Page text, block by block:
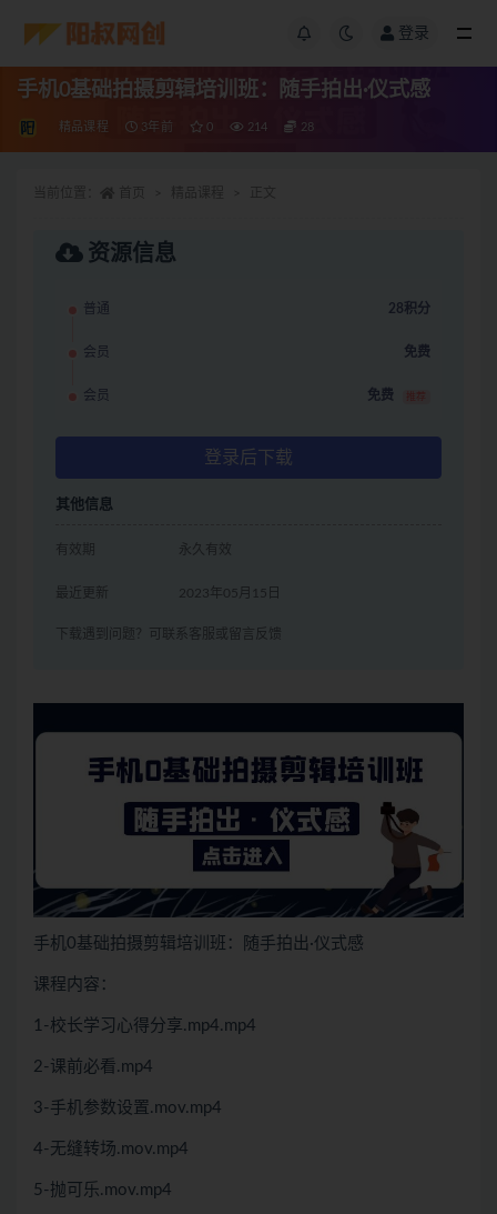
登录
手机0基础拍摄剪辑培训班：随手拍出·仪式感
精品课程 3年前 0 214 28
资源信息
普通 28积分
会员 免费
会员 免费 推荐
登录后下载
其他信息
有效期 永久有效
最近更新 2023年05月15日
下载遇到问题？可联系客服或留言反馈
手机0基础拍摄剪辑培训班：随手拍出·仪式感
课程内容：
1-校长学习心得分享.mp4.mp4
2-课前必看.mp4
3-手机参数设置.mov.mp4
4-无缝转场.mov.mp4
5-抛可乐.mov.mp4